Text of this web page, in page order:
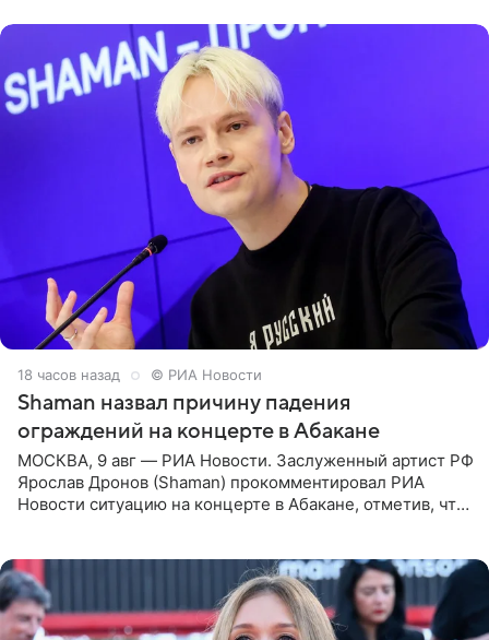
18 часов назад © РИА Новости
Shaman назвал причину падения
ограждений на концерте в Абакане
МОСКВА, 9 авг — РИА Новости. Заслуженный артист РФ
Ярослав Дронов (Shaman) прокомментировал РИА
Новости ситуацию на концерте в Абакане, отметив, что